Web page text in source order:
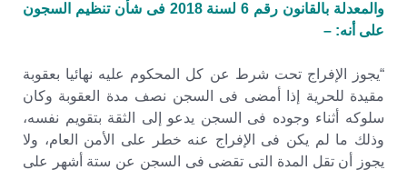
والمعدلة بالقانون رقم 6 لسنة 2018 فى شأن تنظيم السجون
على أنه: –
“يجوز الإفراج تحت شرط عن كل المحكوم عليه نهائيا بعقوبة
مقيدة للحرية إذا أمضى فى السجن نصف مدة العقوبة وكان
سلوكه أثناء وجوده فى السجن يدعو إلى الثقة بتقويم نفسه،
وذلك ما لم يكن فى الإفراج عنه خطر على الأمن العام، ولا
يجوز أن تقل المدة التى تقضى فى السجن عن ستة أشهر على